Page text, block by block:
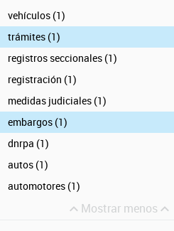
vehículos (1)
trámites (1)
registros seccionales (1)
registración (1)
medidas judiciales (1)
embargos (1)
dnrpa (1)
autos (1)
automotores (1)
Mostrar menos